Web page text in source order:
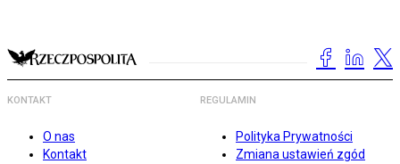
KONTAKT
O nas
Kontakt
REGULAMIN
Polityka Prywatności
Zmiana ustawień zgód